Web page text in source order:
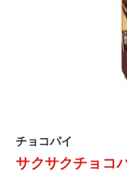
＞チ
コ
チョコパイ
サクサクチョコ